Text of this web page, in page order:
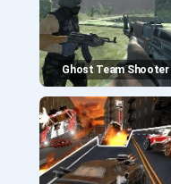
Ghost Team Shooter